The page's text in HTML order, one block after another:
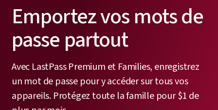
Emportez vos mots de
passe partout
Avec LastPass Premium et Families, enregistrez
un mot de passe pour y accéder sur tous vos
appareils. Protégez toute la famille pour $1 de